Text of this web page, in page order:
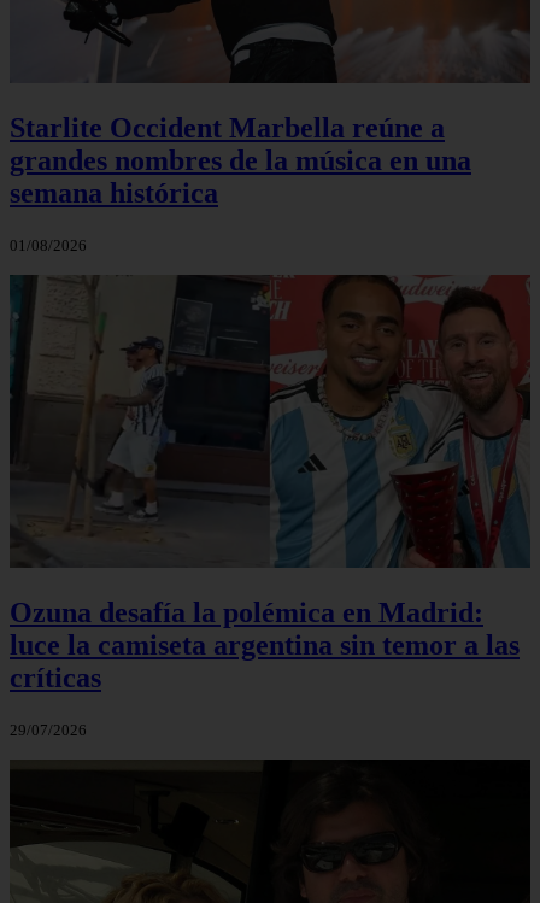
Starlite Occident Marbella reúne a
grandes nombres de la música en una
semana histórica
01/08/2026
Ozuna desafía la polémica en Madrid:
luce la camiseta argentina sin temor a las
críticas
29/07/2026